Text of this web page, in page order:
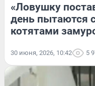
«Ловушку
день пытаются
котятами
30 июня, 2026, 10:42 5